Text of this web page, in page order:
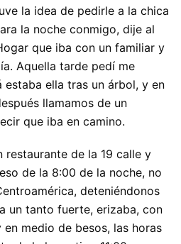
la idea de pedirle a la chica
la noche conmigo, dije al
que iba con un familiar y
Aquella tarde pedí me
estaba ella tras un árbol, y en
llamamos de un
que iba en camino.
restaurante de la 19 calle y
de la 8:00 de la noche, no
deteniéndonos
un tanto fuerte, erizaba, con
medio de besos, las horas